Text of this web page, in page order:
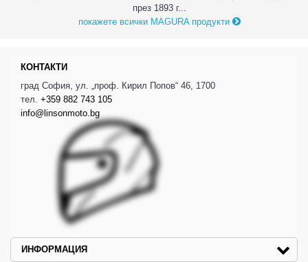
през 1893 г...
покажете всички MAGURA продукти
КОНТАКТИ
град София, ул. „проф. Кирил Попов“ 46, 1700
тел. +359 882 743 105
info@linsonmoto.bg
ИНФОРМАЦИЯ